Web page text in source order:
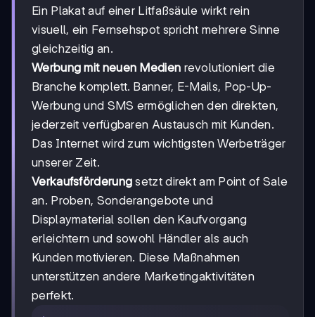
Ein Plakat auf einer Litfaßsäule wirkt rein
visuell, ein Fernsehspot spricht mehrere Sinne
gleichzeitig an.
Werbung mit neuen Medien revolutioniert die
Branche komplett. Banner, E-Mails, Pop-Up-
Werbung und SMS ermöglichen den direkten,
jederzeit verfügbaren Austausch mit Kunden.
Das Internet wird zum wichtigsten Werbeträger
unserer Zeit.
Verkaufsförderung setzt direkt am Point of Sale
an. Proben, Sonderangebote und
Displaymaterial sollen den Kaufvorgang
erleichtern und sowohl Händler als auch
Kunden motivieren. Diese Maßnahmen
unterstützen andere Marketingaktivitäten
perfekt.